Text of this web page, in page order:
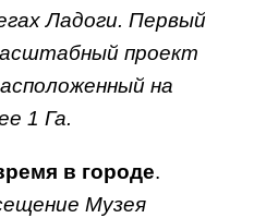
Ладоги. Первый
проект
на
1 Га.
в городе.
Музея